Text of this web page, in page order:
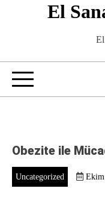
El
El
Obezite ile
Uncategorized